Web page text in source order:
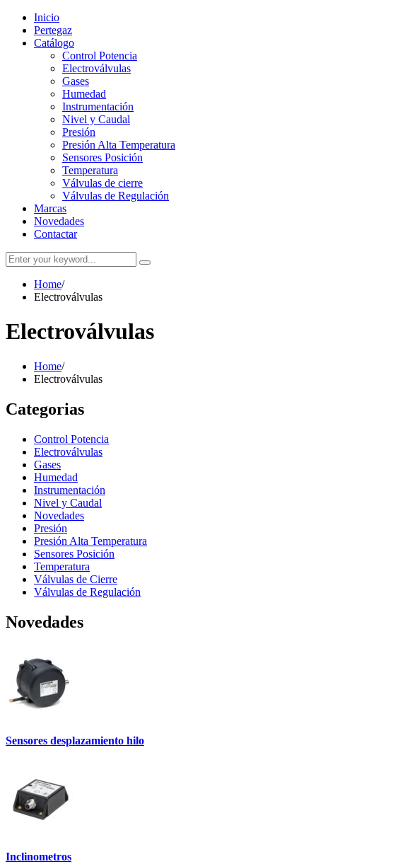
Inicio
Pertegaz
Catálogo
Control Potencia
Electroválvulas
Gases
Humedad
Instrumentación
Nivel y Caudal
Presión
Presión Alta Temperatura
Sensores Posición
Temperatura
Válvulas de cierre
Válvulas de Regulación
Marcas
Novedades
Contactar
Home/
Electroválvulas
Electroválvulas
Home/
Electroválvulas
Categorias
Control Potencia
Electroválvulas
Gases
Humedad
Instrumentación
Nivel y Caudal
Novedades
Presión
Presión Alta Temperatura
Sensores Posición
Temperatura
Válvulas de Cierre
Válvulas de Regulación
Novedades
Sensores desplazamiento hilo
Inclinometros